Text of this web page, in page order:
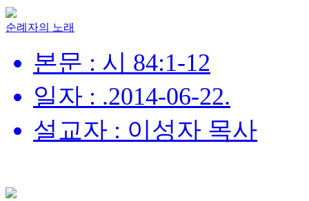
순례자의 노래
본문 : 시 84:1-12
일자 : .2014-06-22.
설교자 : 이성자 목사